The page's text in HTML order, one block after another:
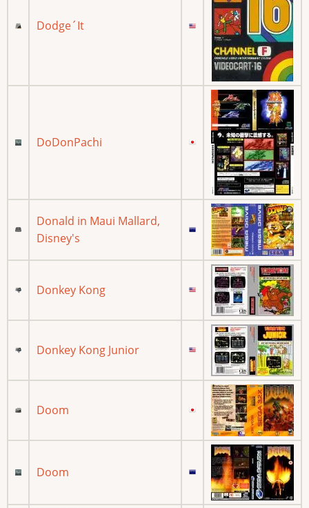
Dodge´It
DoDonPachi
Donald in Maui Mallard,
Disney's
Donkey Kong
Donkey Kong Junior
Doom
Doom